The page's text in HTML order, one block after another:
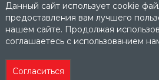
электротехнического
Данный сайт использует cookie
предоставления вам лучшего
нашем сайте. Продолжая
соглашаетесь с использованием
Согласиться